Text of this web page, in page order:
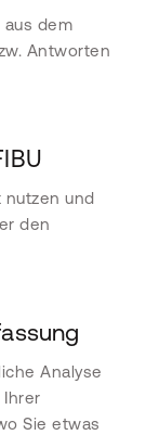
aus dem
Antworten
nutzen und
den
Analyse
Ihrer
Sie etwas